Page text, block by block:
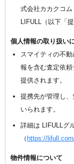
式会社カカクコ
LIFULL（以下「
個人情報の取り扱い
スマイティの不
報を含む査定依
提供されます。
提携先が管理し
いられます。
詳細は LIFULLグ
（ https://
物件情報について